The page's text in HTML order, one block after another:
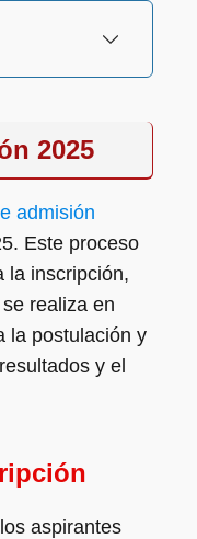
2025
admisión
Este proceso
la inscripción,
realiza en
la postulación y
y el
aspirantes